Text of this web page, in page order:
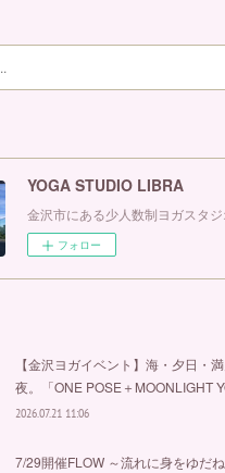
YOGA STUDIO LIBRA
金沢市にある少人数制ヨガスタジ
フォロー
【金沢ヨガイベント】海・夕日・
夜。「ONE POSE＋
2026.07.21 11:06
7/29開催FLOW ～流れに身をゆだ